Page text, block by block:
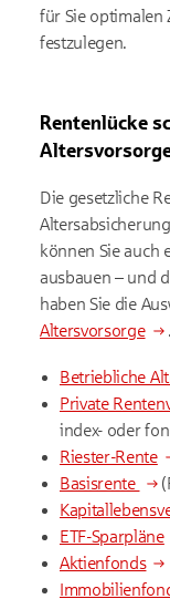
für Sie optimalen
festzulegen.
Rentenlücke
Die gesetzliche
können Sie auch
ausbauen – und
haben Sie die
Altersvorsorge
Betriebliche
Private
index- oder
Riester-Rente
Basisrente
ETF-Sparpläne
Aktienfonds